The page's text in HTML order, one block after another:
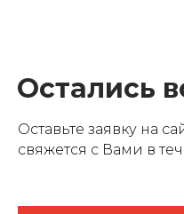
Остались
Оставьте заявку на
свяжется с Вами в